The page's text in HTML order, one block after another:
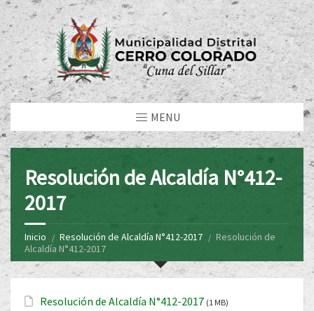
MENU
Resolución de Alcaldía N°412-
2017
Inicio Resolución de Alcaldía N°412-2017
Resolución de
Alcaldía N°412-2017
Resolución de Alcaldía N°412-2017 (1 MB)